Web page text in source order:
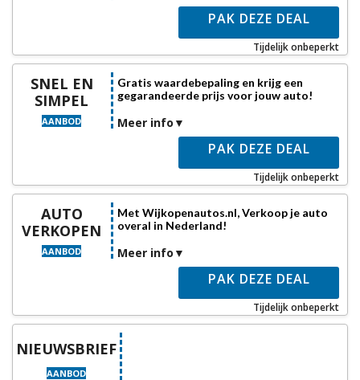
PAK DEZE DEAL
Tijdelijk onbeperkt
SNEL EN
SIMPEL
AANBOD
Gratis waardebepaling en krijg een
gegarandeerde prijs voor jouw auto!
Meer info
PAK DEZE DEAL
Tijdelijk onbeperkt
AUTO
VERKOPEN
AANBOD
Met Wijkopenautos.nl, Verkoop je auto
overal in Nederland!
Meer info
PAK DEZE DEAL
Tijdelijk onbeperkt
NIEUWSBRIEF
AANBOD